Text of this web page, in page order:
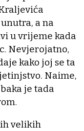
a na
u vrijeme kada
Nevjerojatno,
kako joj se ta
Naime,
je tada
velikih